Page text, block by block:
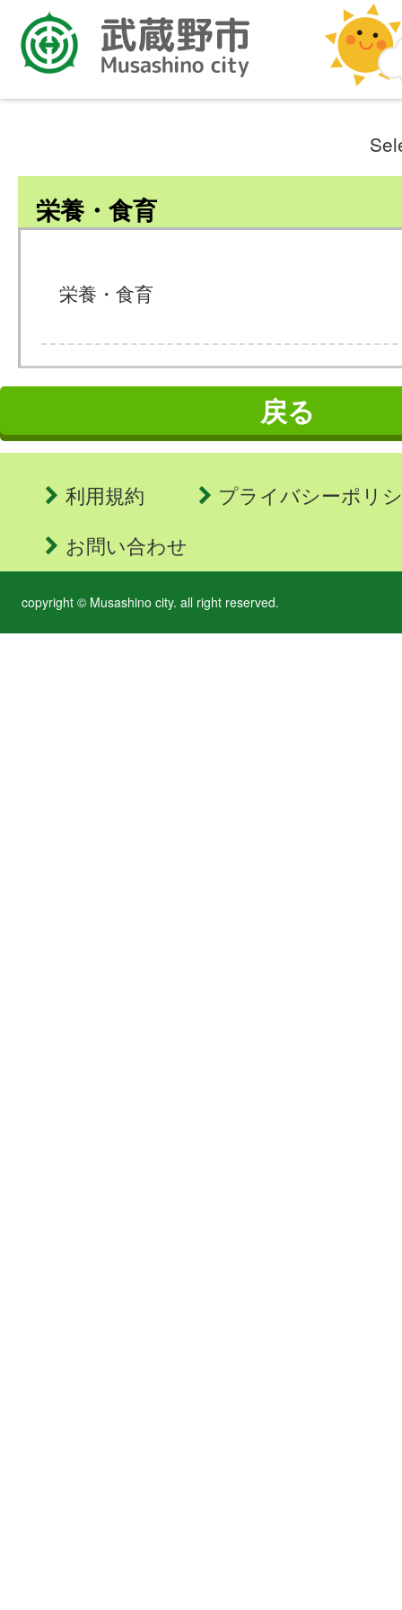
栄養・食育
栄養・食育
戻る
利用規約
プライバシーポリ
お問い合わせ
copyright © Musashino city. all right reserved.